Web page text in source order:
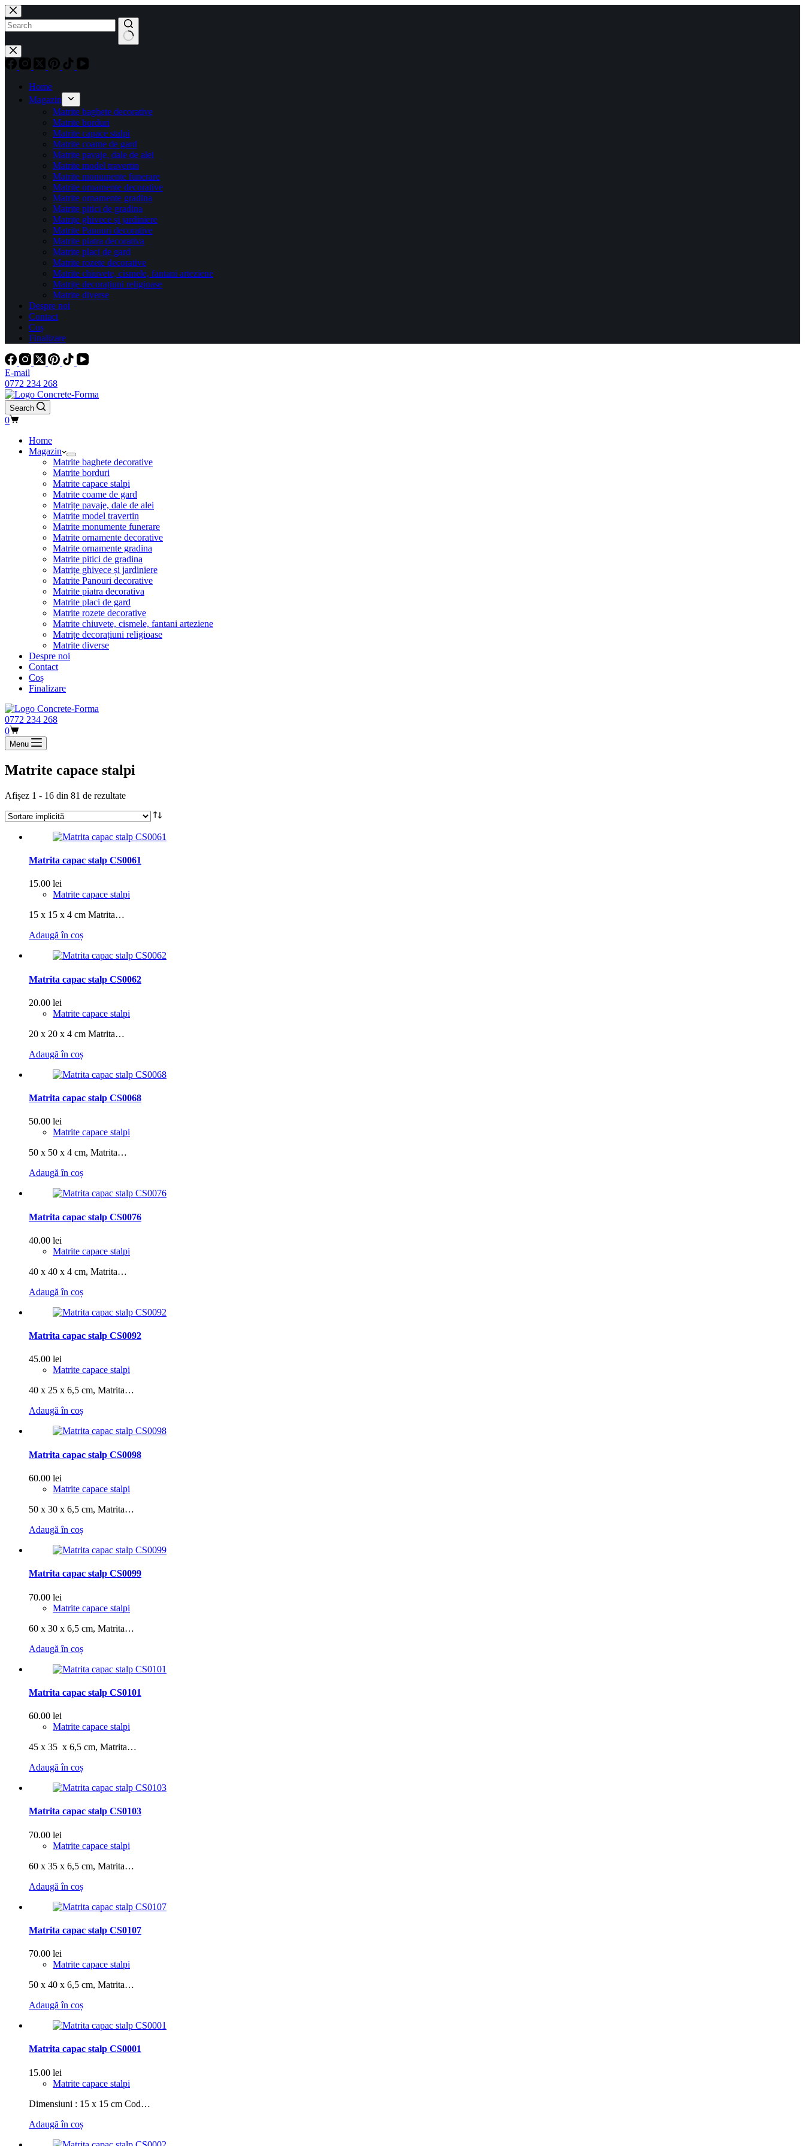
Home
Magazin
Matrite baghete decorative
Matrite borduri
Matrite capace stalpi
Matrite coame de gard
Matrițe pavaje, dale de alei
Matrite model travertin
Matrite monumente funerare
Matrite ornamente decorative
Matrite ornamente gradina
Matrite pitici de gradina
Matrițe ghivece și jardiniere
Matrite Panouri decorative
Matrite piatra decorativa
Matrite placi de gard
Matrite rozete decorative
Matrite chiuvete, cismele, fantani arteziene
Matrițe decorațiuni religioase
Matrite diverse
Despre noi
Contact
Coș
Finalizare
E-mail
0772 234 268
Search
0
Home
Magazin
Matrite baghete decorative
Matrite borduri
Matrite capace stalpi
Matrite coame de gard
Matrițe pavaje, dale de alei
Matrite model travertin
Matrite monumente funerare
Matrite ornamente decorative
Matrite ornamente gradina
Matrite pitici de gradina
Matrițe ghivece și jardiniere
Matrite Panouri decorative
Matrite piatra decorativa
Matrite placi de gard
Matrite rozete decorative
Matrite chiuvete, cismele, fantani arteziene
Matrițe decorațiuni religioase
Matrite diverse
Despre noi
Contact
Coș
Finalizare
0772 234 268
0
Menu
Matrite capace stalpi
Afișez 1 - 16 din 81 de rezultate
Matrita capac stalp CS0061
15.00 lei
Matrite capace stalpi
15 x 15 x 4 cm Matrita…
Adaugă în coș
Matrita capac stalp CS0062
20.00 lei
Matrite capace stalpi
20 x 20 x 4 cm Matrita…
Adaugă în coș
Matrita capac stalp CS0068
50.00 lei
Matrite capace stalpi
50 x 50 x 4 cm, Matrita…
Adaugă în coș
Matrita capac stalp CS0076
40.00 lei
Matrite capace stalpi
40 x 40 x 4 cm, Matrita…
Adaugă în coș
Matrita capac stalp CS0092
45.00 lei
Matrite capace stalpi
40 x 25 x 6,5 cm, Matrita…
Adaugă în coș
Matrita capac stalp CS0098
60.00 lei
Matrite capace stalpi
50 x 30 x 6,5 cm, Matrita…
Adaugă în coș
Matrita capac stalp CS0099
70.00 lei
Matrite capace stalpi
60 x 30 x 6,5 cm, Matrita…
Adaugă în coș
Matrita capac stalp CS0101
60.00 lei
Matrite capace stalpi
45 x 35 x 6,5 cm, Matrita…
Adaugă în coș
Matrita capac stalp CS0103
70.00 lei
Matrite capace stalpi
60 x 35 x 6,5 cm, Matrita…
Adaugă în coș
Matrita capac stalp CS0107
70.00 lei
Matrite capace stalpi
50 x 40 x 6,5 cm, Matrita…
Adaugă în coș
Matrita capac stalp CS0001
15.00 lei
Matrite capace stalpi
Dimensiuni : 15 x 15 cm Cod…
Adaugă în coș